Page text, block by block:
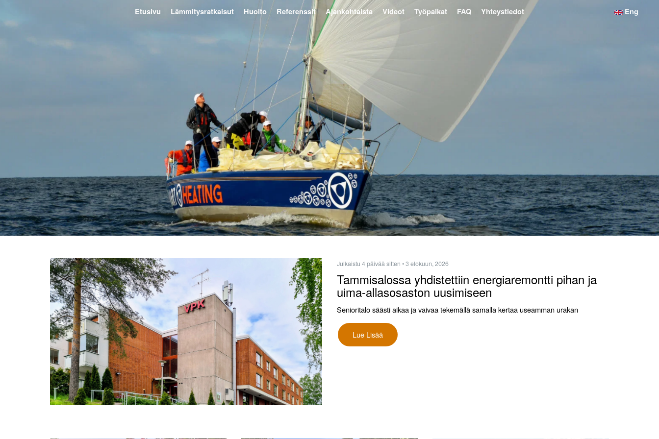
Etusivu Lämmitysratkaisut Huolto Referenssit Ajankohtaista Videot Työpaikat FAQ Yhteystiedot Eng
Julkaistu 4 päivää sitten • 3 elokuun, 2026
Tammisalossa yhdistettiin energiaremontti pihan ja
uima-allasosaston uusimiseen
Senioritalo säästi aikaa ja vaivaa tekemällä samalla kertaa useamman urakan
Lue Lisää